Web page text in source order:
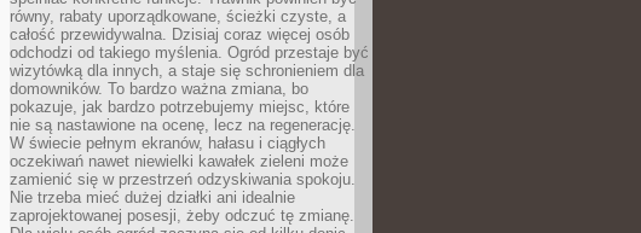
równy, rabaty uporządkowane, ścieżki czyste, a
całość przewidywalna. Dzisiaj coraz więcej osób
odchodzi od takiego myślenia. Ogród przestaje być
wizytówką dla innych, a staje się schronieniem dla
domowników. To bardzo ważna zmiana, bo
pokazuje, jak bardzo potrzebujemy miejsc, które
nie są nastawione na ocenę, lecz na regenerację.
W świecie pełnym ekranów, hałasu i ciągłych
oczekiwań nawet niewielki kawałek zieleni może
zamienić się w przestrzeń odzyskiwania spokoju.
Nie trzeba mieć dużej działki ani idealnie
zaprojektowanej posesji, żeby odczuć tę zmianę.